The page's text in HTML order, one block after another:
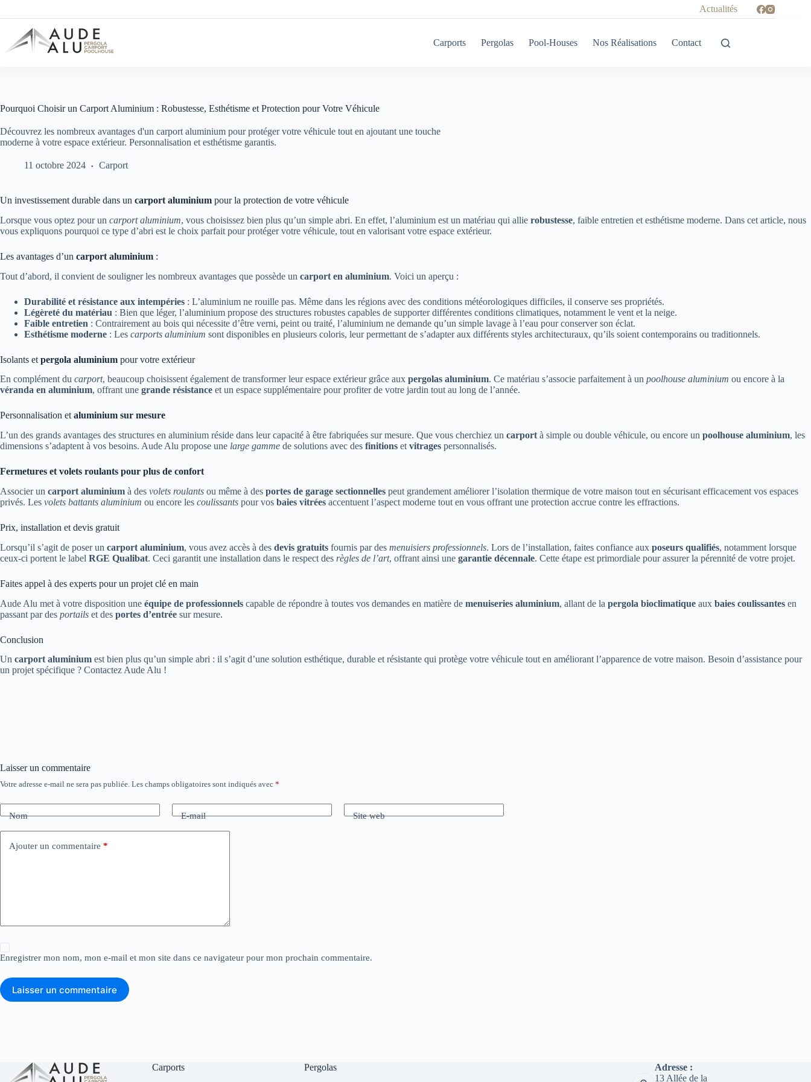
Actualités
Carports Pergolas Pool-Houses Nos Réalisations Contact
Pourquoi Choisir un Carport Aluminium : Robustesse, Esthétisme et Protection pour Votre Véhicule
Découvrez les nombreux avantages d'un carport aluminium pour protéger votre véhicule tout en ajoutant une touche
moderne à votre espace extérieur. Personnalisation et esthétisme garantis.
11 octobre 2024 Carport
Un investissement durable dans un carport aluminium pour la protection de votre véhicule
Lorsque vous optez pour un carport aluminium, vous choisissez bien plus qu’un simple abri. En effet, l’aluminium est un matériau qui allie robustesse, faible entretien et esthétisme moderne. Dans cet article, nous
vous expliquons pourquoi ce type d’abri est le choix parfait pour protéger votre véhicule, tout en valorisant votre espace extérieur.
Les avantages d’un carport aluminium :
Tout d’abord, il convient de souligner les nombreux avantages que possède un carport en aluminium. Voici un aperçu :
Durabilité et résistance aux intempéries : L’aluminium ne rouille pas. Même dans les régions avec des conditions météorologiques difficiles, il conserve ses propriétés.
Légèreté du matériau : Bien que léger, l’aluminium propose des structures robustes capables de supporter différentes conditions climatiques, notamment le vent et la neige.
Faible entretien : Contrairement au bois qui nécessite d’être verni, peint ou traité, l’aluminium ne demande qu’un simple lavage à l’eau pour conserver son éclat.
Esthétisme moderne : Les carports aluminium sont disponibles en plusieurs coloris, leur permettant de s’adapter aux différents styles architecturaux, qu’ils soient contemporains ou traditionnels.
Isolants et pergola aluminium pour votre extérieur
En complément du carport, beaucoup choisissent également de transformer leur espace extérieur grâce aux pergolas aluminium. Ce matériau s’associe parfaitement à un poolhouse aluminium ou encore à la
véranda en aluminium, offrant une grande résistance et un espace supplémentaire pour profiter de votre jardin tout au long de l’année.
Personnalisation et aluminium sur mesure
L’un des grands avantages des structures en aluminium réside dans leur capacité à être fabriquées sur mesure. Que vous cherchiez un carport à simple ou double véhicule, ou encore un poolhouse aluminium, les
dimensions s’adaptent à vos besoins. Aude Alu propose une large gamme de solutions avec des finitions et vitrages personnalisés.
Fermetures et volets roulants pour plus de confort
Associer un carport aluminium à des volets roulants ou même à des portes de garage sectionnelles peut grandement améliorer l’isolation thermique de votre maison tout en sécurisant efficacement vos espaces
privés. Les volets battants aluminium ou encore les coulissants pour vos baies vitrées accentuent l’aspect moderne tout en vous offrant une protection accrue contre les effractions.
Prix, installation et devis gratuit
Lorsqu’il s’agit de poser un carport aluminium, vous avez accès à des devis gratuits fournis par des menuisiers professionnels. Lors de l’installation, faites confiance aux poseurs qualifiés, notamment lorsque
ceux-ci portent le label RGE Qualibat. Ceci garantit une installation dans le respect des règles de l’art, offrant ainsi une garantie décennale. Cette étape est primordiale pour assurer la pérennité de votre projet.
Faites appel à des experts pour un projet clé en main
Aude Alu met à votre disposition une équipe de professionnels capable de répondre à toutes vos demandes en matière de menuiseries aluminium, allant de la pergola bioclimatique aux baies coulissantes en
passant par des portails et des portes d’entrée sur mesure.
Conclusion
Un carport aluminium est bien plus qu’un simple abri : il s’agit d’une solution esthétique, durable et résistante qui protège votre véhicule tout en améliorant l’apparence de votre maison. Besoin d’assistance pour
un projet spécifique ? Contactez Aude Alu !
Laisser un commentaire
Votre adresse e-mail ne sera pas publiée. Les champs obligatoires sont indiqués avec *
Nom E-mail Site web
Ajouter un commentaire *
Enregistrer mon nom, mon e-mail et mon site dans ce navigateur pour mon prochain commentaire.
Laisser un commentaire
Carports Pergolas
Adresse :
13 Allée de la